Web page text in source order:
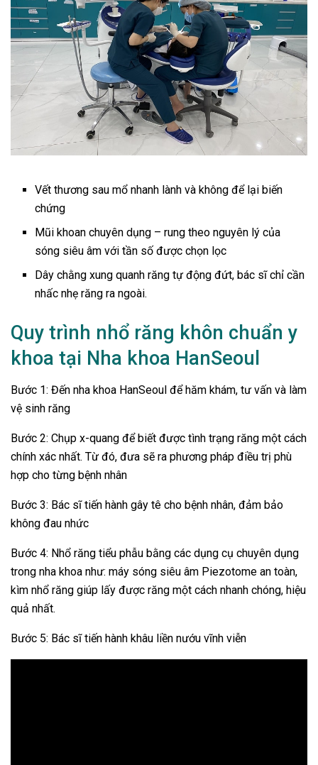
Vết thương sau mổ nhanh lành và không để lại biến
chứng
Mũi khoan chuyên dụng – rung theo nguyên lý của
sóng siêu âm với tần số được chọn lọc
Dây chằng xung quanh răng tự động đứt, bác sĩ chỉ cần
nhấc nhẹ răng ra ngoài.
Quy trình nhổ răng khôn chuẩn y
khoa tại Nha khoa HanSeoul
Bước 1: Đến nha khoa HanSeoul để hăm khám, tư vấn và làm
vệ sinh răng
Bước 2: Chụp x-quang để biết được tình trạng răng một cách
chính xác nhất. Từ đó, đưa sẽ ra phương pháp điều trị phù
hợp cho từng bệnh nhân
Bước 3: Bác sĩ tiến hành gây tê cho bệnh nhân, đảm bảo
không đau nhức
Bước 4: Nhổ răng tiểu phẫu bằng các dụng cụ chuyên dụng
trong nha khoa như: máy sóng siêu âm Piezotome an toàn,
kìm nhổ răng giúp lấy được răng một cách nhanh chóng, hiệu
quả nhất.
Bước 5: Bác sĩ tiến hành khâu liền nướu vĩnh viễn